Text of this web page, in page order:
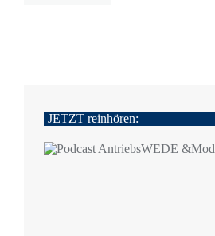
JETZT reinhören: